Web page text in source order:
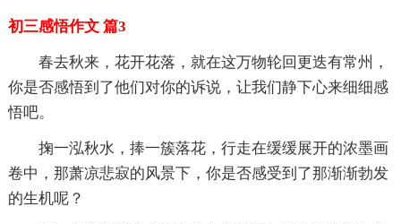
初三感悟作文 篇3
春去秋来，花开花落，就在这万物轮回更迭有常州，
你是否感悟到了他们对你的诉说，让我们静下心来细细感
悟吧。
掬一泓秋水，捧一簇落花，行走在缓缓展开的浓墨画
卷中，那萧凉悲寂的风景下，你是否感受到了那渐渐勃发
的生机呢？